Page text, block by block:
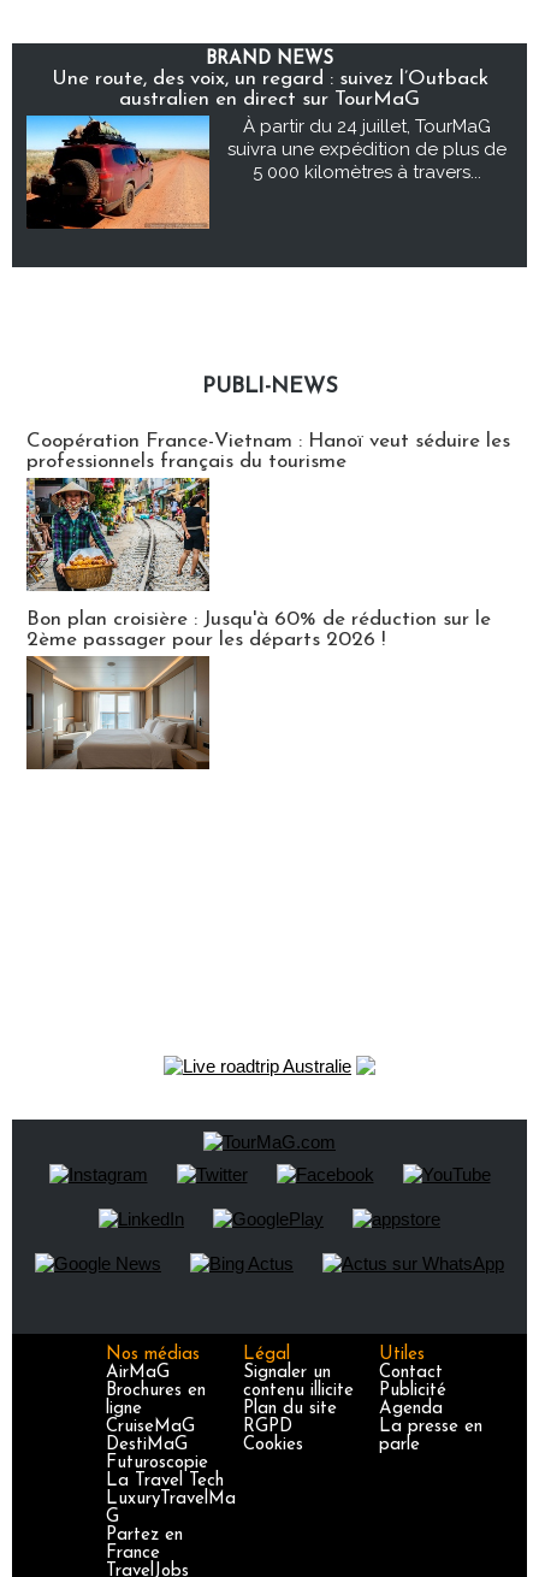
BRAND NEWS
Une route, des voix, un regard : suivez l’Outback
australien en direct sur TourMaG
À partir du 24 juillet, TourMaG
suivra une expédition de plus de
5 000 kilomètres à travers...
PUBLI-NEWS
Coopération France-Vietnam : Hanoï veut séduire les
professionnels français du tourisme
Bon plan croisière : Jusqu'à 60% de réduction sur le
2ème passager pour les départs 2026 !
Nos médias
AirMaG
Brochures en
ligne
CruiseMaG
DestiMaG
Futuroscopie
La Travel Tech
LuxuryTravelMa
G
Partez en
France
TravelJobs
Légal
Signaler un
contenu illicite
Plan du site
RGPD
Cookies
Utiles
Contact
Publicité
Agenda
La presse en
parle